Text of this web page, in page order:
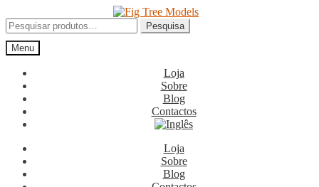
para
a
navegação
para
o
conteúdo
Pesquisar
por:
Pesquisa
Menu
Loja
Sobre
Blog
Contactos
Loja
Sobre
Blog